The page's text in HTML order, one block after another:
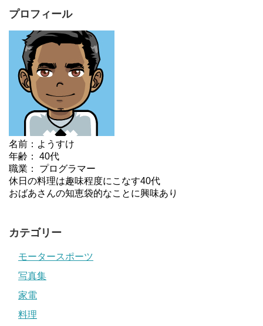
プロフィール
名前：ようすけ
年齢： 40代
職業： プログラマー
休日の料理は趣味程度にこなす40代
おばあさんの知恵袋的なことに興味あり
カテゴリー
モータースポーツ
写真集
家電
料理